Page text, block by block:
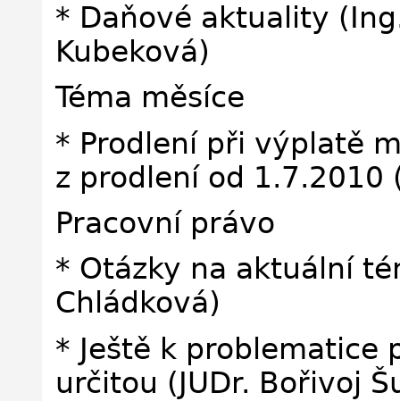
* Daňové aktuality
Kubeková)
Téma měsíce
* Prodlení při výplatě
z prodlení od 1.7.2010
Pracovní právo
* Otázky na aktuální
Chládková)
* Ještě k problematice
určitou (JUDr. Bořivoj